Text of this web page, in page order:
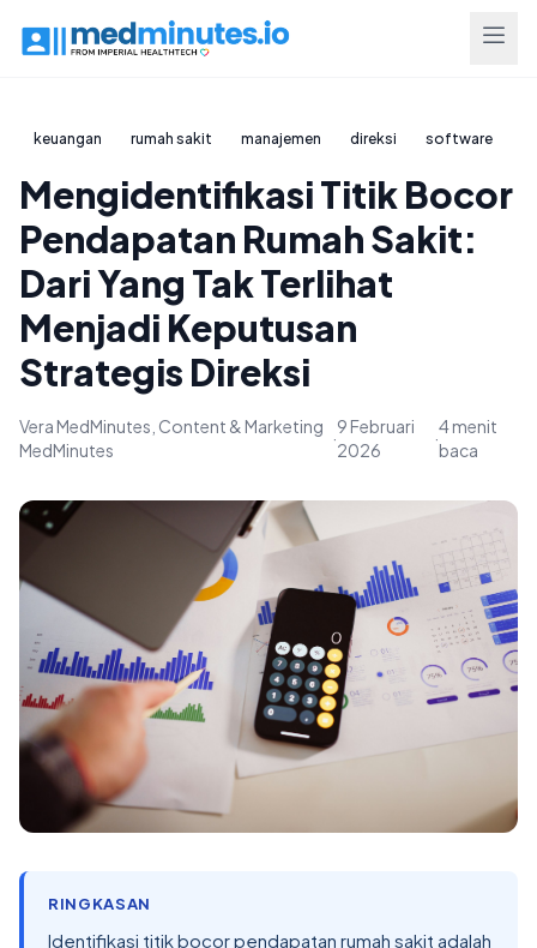
keuangan rumah sakit manajemen direksi software
Mengidentifikasi Titik Bocor
Pendapatan Rumah Sakit:
Dari Yang Tak Terlihat
Menjadi Keputusan
Strategis Direksi
Vera MedMinutes, Content & Marketing
MedMinutes
·
9 Februari
2026
·
4 menit
baca
RINGKASAN
Identifikasi titik bocor pendapatan rumah sakit adalah